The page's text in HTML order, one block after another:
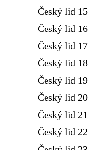
Český lid 15
Český lid 16
Český lid 17
Český lid 18
Český lid 19
Český lid 20
Český lid 21
Český lid 22